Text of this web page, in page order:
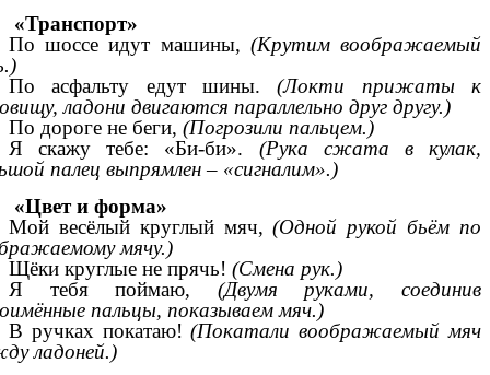
«Транспорт»
По шоссе идут машины, (Крутим воображаемый
По асфальту едут шины.(Локти прижаты к
ладони двигаются параллельно друг другу.)
По дороге не беги, (Погрозили пальцем.)
Я скажу тебе: «Би-би». (Рука сжата в кулак,
палец выпрямлен – «сигналим».)
«Цвет и форма»
Мой весёлый круглый мяч,(Одной рукой бьём по
мячу.)
Щёки круглые не прячь! (Смена рук.)
Я тебя поймаю, (Двумя руками, соединив
пальцы, показываем мяч.)
В ручках покатаю!(Покатали воображаемый мяч
ладоней.)